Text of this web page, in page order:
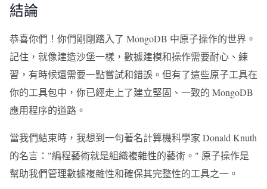
結論
恭喜你們！你們剛剛踏入了 MongoDB 中原子操作的世界。
記住，就像建造沙堡一樣，數據建模和操作需要耐心、練
習，有時候還需要一點嘗試和錯誤。但有了這些原子工具在
你的工具包中，你已經走上了建立堅固、一致的 MongoDB
應用程序的道路。
當我們結束時，我想到一句著名計算機科學家 Donald Knuth
的名言："編程藝術就是組織複雜性的藝術。" 原子操作是
幫助我們管理數據複雜性和確保其完整性的工具之一。